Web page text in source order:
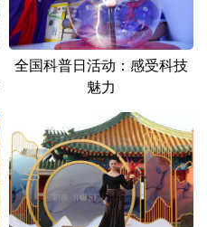
海南 重庆
云南 西藏
黑龙江
全国科普日活动：感受科技
魅力